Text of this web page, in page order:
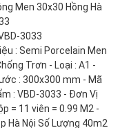
Men 30x30 Hồng Hà
3033
: Semi Porcelain Men
Trơn - Loại : A1 -
: 300x300 mm - Mã
: VBD-3033 - Đơn Vị
= 11 viên = 0.99 M2 -
Hà Nội Số Lượng 40m2